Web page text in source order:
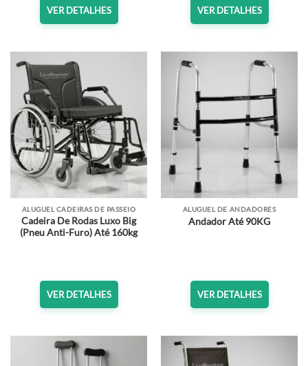
VER DETALHES VER DETALHES
ALUGUEL CADEIRAS DE PASSEIO
Cadeira De Rodas Luxo Big
(Pneu Anti-Furo) Até 160kg
VER DETALHES
ALUGUEL DE ANDADORES
Andador Até 90KG
VER DETALHES